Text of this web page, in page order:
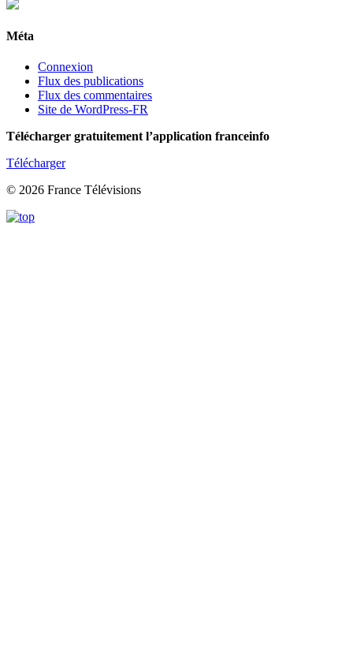
Méta
Connexion
Flux des publications
Flux des commentaires
Site de WordPress-FR
Télécharger gratuitement l’application franceinfo
Télécharger
© 2026 France Télévisions